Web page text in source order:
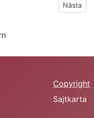
Nästa
Nästa
Copyright
Sajtkarta